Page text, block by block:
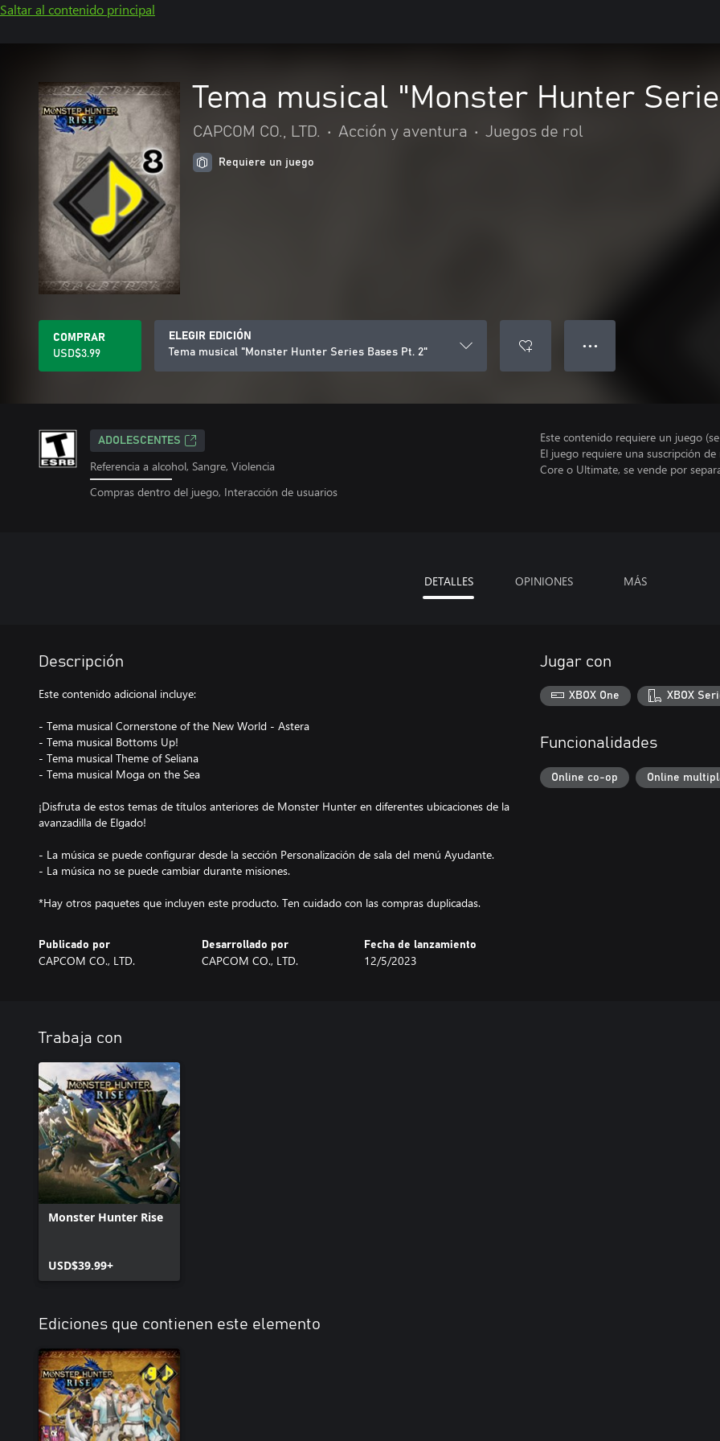
Saltar al contenido principal
Tema musical "Monster Hunter
CAPCOM CO., LTD. • Acción y aventura • Juegos de rol
Requiere un juego
COMPRAR
USD$3.99
ELEGIR EDICIÓN
Tema musical "Monster Hunter Series Bases Pt. 2"
● ● ●
ADOLESCENTES
Referencia a alcohol, Sangre, Violencia
Compras dentro del juego, Interacción de usuarios
Este contenido requiere un juego
El juego requiere una suscripción
Core o Ultimate, se vende por
DETALLES OPINIONES MÁS
Descripción
Este contenido adicional incluye:
- Tema musical Cornerstone of the New World - Astera
- Tema musical Bottoms Up!
- Tema musical Theme of Seliana
- Tema musical Moga on the Sea
¡Disfruta de estos temas de títulos anteriores de Monster Hunter en diferentes ubicaciones de la
avanzadilla de Elgado!
- La música se puede configurar desde la sección Personalización de sala del menú Ayudante.
- La música no se puede cambiar durante misiones.
*Hay otros paquetes que incluyen este producto. Ten cuidado con las compras duplicadas.
Publicado por
CAPCOM CO., LTD.
Desarrollado por
CAPCOM CO., LTD.
Fecha de lanzamiento
12/5/2023
Jugar con
XBOX One XBOX
Funcionalidades
Online co-op Online
Trabaja con
Monster Hunter Rise
USD$39.99+
Ediciones que contienen este elemento